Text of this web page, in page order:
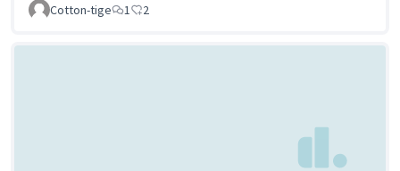
Cotton-tige
1 2